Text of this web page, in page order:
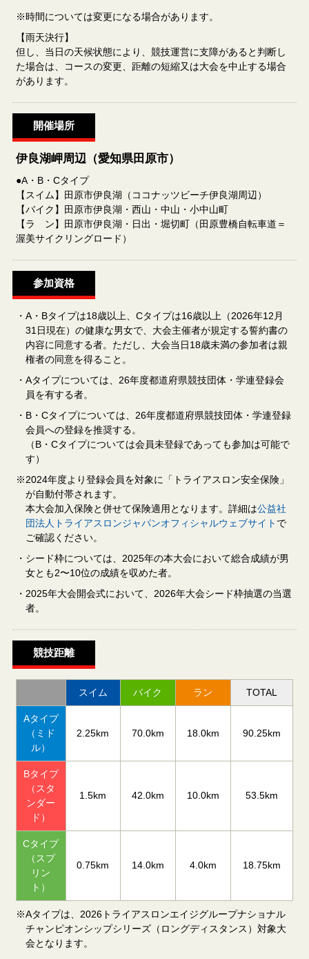
※時間については変更になる場合があります。
【雨天決行】
但し、当日の天候状態により、競技運営に支障があると判断し
た場合は、コースの変更、距離の短縮又は大会を中止する場合
があります。
開催場所
伊良湖岬周辺（愛知県田原市）
●A・B・Cタイプ
【スイム】田原市伊良湖（ココナッツビーチ伊良湖周辺）
【バイク】田原市伊良湖・西山・中山・小中山町
【ラ ン】田原市伊良湖・日出・堀切町（田原豊橋自転車道＝
渥美サイクリングロード）
参加資格
・A・Bタイプは18歳以上、Cタイプは16歳以上（2026年12月
31日現在）の健康な男女で、大会主催者が規定する誓約書の
内容に同意する者。ただし、大会当日18歳未満の参加者は親
権者の同意を得ること。
・Aタイプについては、26年度都道府県競技団体・学連登録会
員を有する者。
・B・Cタイプについては、26年度都道府県競技団体・学連登録
会員への登録を推奨する。
（B・Cタイプについては会員未登録であっても参加は可能で
す）
※2024年度より登録会員を対象に「トライアスロン安全保険」
が自動付帯されます。
本大会加入保険と併せて保険適用となります。詳細は公益社
団法人トライアスロンジャパンオフィシャルウェブサイト で
ご確認ください。
・シード枠については、2025年の本大会において総合成績が男
女とも2〜10位の成績を収めた者。
・2025年大会開会式において、2026年大会シード枠抽選の当選
者。
競技距離
スイム バイク ラン TOTAL
Aタイプ
（ミド
ル）
2.25km 70.0km 18.0km 90.25km
Bタイプ
（スタ
ンダー
ド）
1.5km 42.0km 10.0km 53.5km
Cタイプ
（スプ
リン
ト）
0.75km 14.0km 4.0km 18.75km
※Aタイプは、2026トライアスロンエイジグループナショナル
チャンピオンシップシリーズ（ロングディスタンス）対象大
会となります。